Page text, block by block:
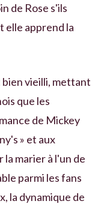
de Rose s'ils
elle apprend la
bien vieilli, mettant
que les
de Mickey
» et aux
marier à l'un de
parmi les fans
la dynamique de